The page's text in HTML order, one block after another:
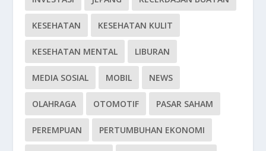
KESEHATAN KESEHATAN KULIT
KESEHATAN MENTAL LIBURAN
MEDIA SOSIAL MOBIL NEWS
OLAHRAGA OTOMOTIF PASAR SAHAM
PEREMPUAN PERTUMBUHAN EKONOMI